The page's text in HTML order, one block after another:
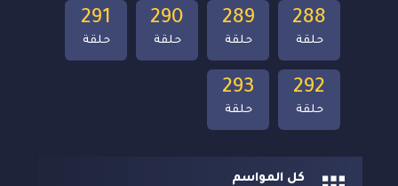
293
حلقة
292
حلقة
291
حلقة
290
حلقة
289
حلقة
288
حلقة
كل المواسم